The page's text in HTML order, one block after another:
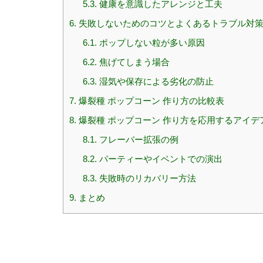
5.3. 健康を意識したアレンジと工夫
6. 失敗しないためのコツとよくあるトラブル対策
6.1. ポップしない粒が多い原因
6.2. 焦げてしまう場合
6.3. 湿気や保存による劣化の防止
7. 爆裂種 ポップコーン 作り方の比較表
8. 爆裂種 ポップコーン 作り方を応用するアイデ
8.1. フレーバー拡張の例
8.2. パーティーやイベントでの演出
8.3. 失敗時のリカバリー方法
9. まとめ